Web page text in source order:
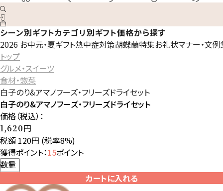
シーン別ギフトカテゴリ別ギフト価格から探す
2026 お中元・夏ギフト熱中症対策胡蝶蘭特集お礼状マナー・文
トップ
グルメ・スイーツ
食材・惣菜
白子のり&アマノフーズ・フリーズドライセット
白子のり&アマノフーズ・フリーズドライセット
価格（税込）：
1,620円
税額 120円 (税率8%)
獲得ポイント：15ポイント
数量
カートに入れる